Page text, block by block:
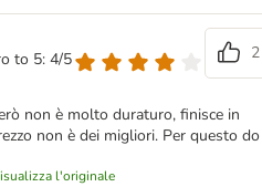
to 5: 4/5
2
non è molto duraturo, finisce in
non è dei migliori. Per questo do
l'originale